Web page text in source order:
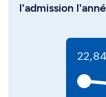
l'admission